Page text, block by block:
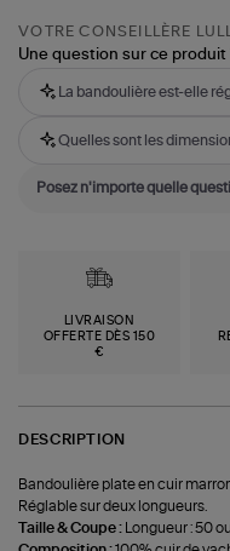
VOTRE CONSEILLÈRE
Une question sur ce produit
La bandoulière est-elle
Quelles sont les
LIVRAISON
OFFERTE DÈS 150
€
DESCRIPTION
Bandoulière plate en cuir
Réglable sur deux longueurs.
Taille & Coupe :
Longueur : 50